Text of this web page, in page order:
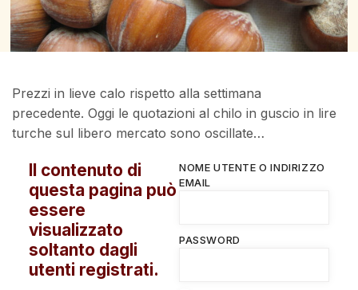
Prezzi in lieve calo rispetto alla settimana
precedente. Oggi le quotazioni al chilo in guscio in lire
turche sul libero mercato sono oscillate…
Il contenuto di
questa pagina può
essere
visualizzato
soltanto dagli
utenti registrati.
NOME UTENTE O INDIRIZZO
EMAIL
PASSWORD